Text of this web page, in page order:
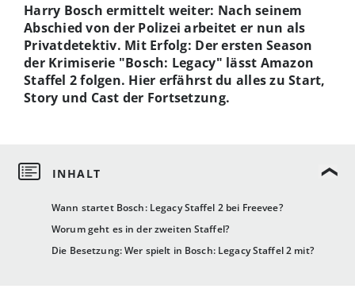
Wann startet Bosch: Legacy Staffel 2 bei Freevee?
Worum geht es in der zweiten Staffel?
Die Besetzung: Wer spielt in Bosch: Legacy Staffel 2 mit?
Harry Bosch ermittelt weiter: Nach seinem
Abschied von der Polizei arbeitet er nun als
Privatdetektiv. Mit Erfolg: Der ersten Season
der Krimiserie "Bosch: Legacy" lässt Amazon
Staffel 2 folgen. Hier erfährst du alles zu Start,
Story und Cast der Fortsetzung.